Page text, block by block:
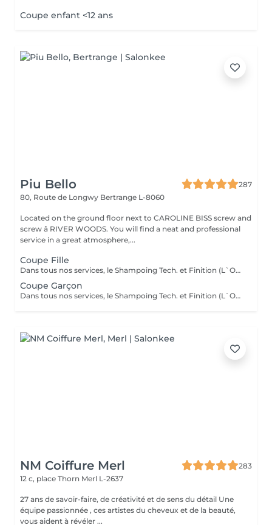
Coupe enfant <12 ans
Piu Bello
287
80, Route de Longwy Bertrange L-8060
Located on the ground floor next to CAROLINE BISS screw and
screw â RIVER WOODS. You will find a neat and professional
service in a great atmosphere,...
Coupe Fille
Dans tous nos services, le Shampoing Tech. et Finition (L`OREAL)sont compris.
Coupe Garçon
Dans tous nos services, le Shampoing Tech. et Finition (L`OREAL)sont compris.
NM Coiffure Merl
283
12 c, place Thorn Merl L-2637
27 ans de savoir-faire, de créativité et de sens du détail Une
équipe passionnée , ces artistes du cheveux et de la beauté,
vous aident à révéler ...